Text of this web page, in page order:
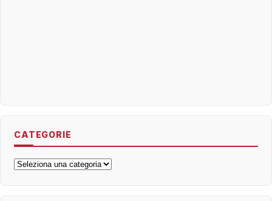
CATEGORIE
Categorie